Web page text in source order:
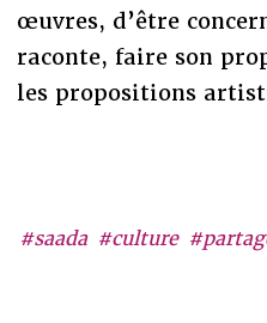
#saada #culture
œuvres, d’être
raconte, faire son
les propositions